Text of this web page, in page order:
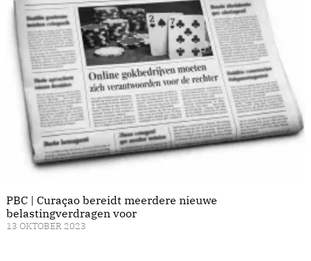
PBC | Curaçao bereidt meerdere nieuwe
belastingverdragen voor
13 OKTOBER 2023